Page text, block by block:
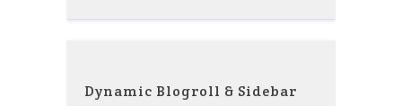
Dynamic Blogroll & Sidebar